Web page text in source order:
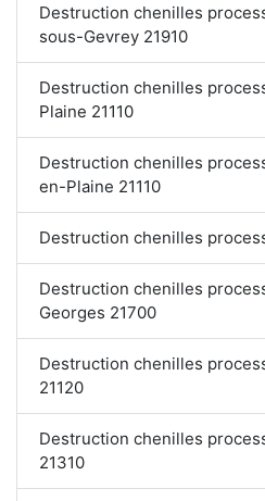
Destruction chenilles
sous-Gevrey 21910
Destruction chenilles
Plaine 21110
Destruction chenilles
en-Plaine 21110
Destruction chenilles
Destruction chenilles
Georges 21700
Destruction chenilles
21120
Destruction chenilles
21310